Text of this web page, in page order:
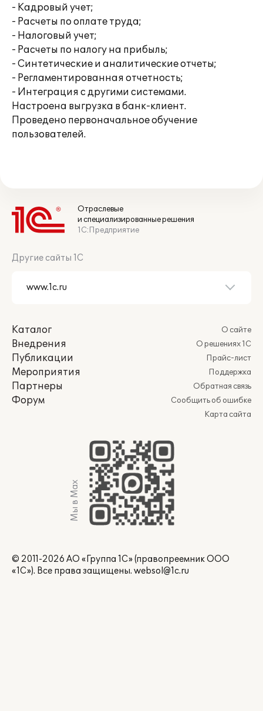
- Кадровый учет;
- Расчеты по оплате труда;
- Налоговый учет;
- Расчеты по налогу на прибыль;
- Синтетические и аналитические отчеты;
- Регламентированная отчетность;
- Интеграция с другими системами.
Настроена выгрузка в банк-клиент.
Проведено первоначальное обучение
пользователей.
Отраслевые
и специализированные решения
1С:Предприятие
Другие сайты 1С
Каталог
Внедрения
Публикации
Мероприятия
Партнеры
Форум
О сайте
О решениях 1С
Прайс-лист
Поддержка
Обратная связь
Сообщить об ошибке
Карта сайта
Мы в Max
© 2011-2026 АО «Группа 1С» (правопреемник ООО
«1С»). Все права защищены. websol@1c.ru